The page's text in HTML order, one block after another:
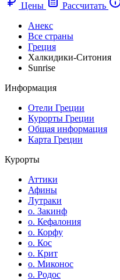
Цены
Рассчитать
Анекс
Все страны
Греция
Халкидики-Ситония
Sunrise
Информация
Отели Греции
Курорты Греции
Общая информация
Карта Греции
Курорты
Аттики
Афины
Лутраки
о. Закинф
о. Кефалония
о. Корфу
о. Кос
о. Крит
о. Миконос
о. Родос